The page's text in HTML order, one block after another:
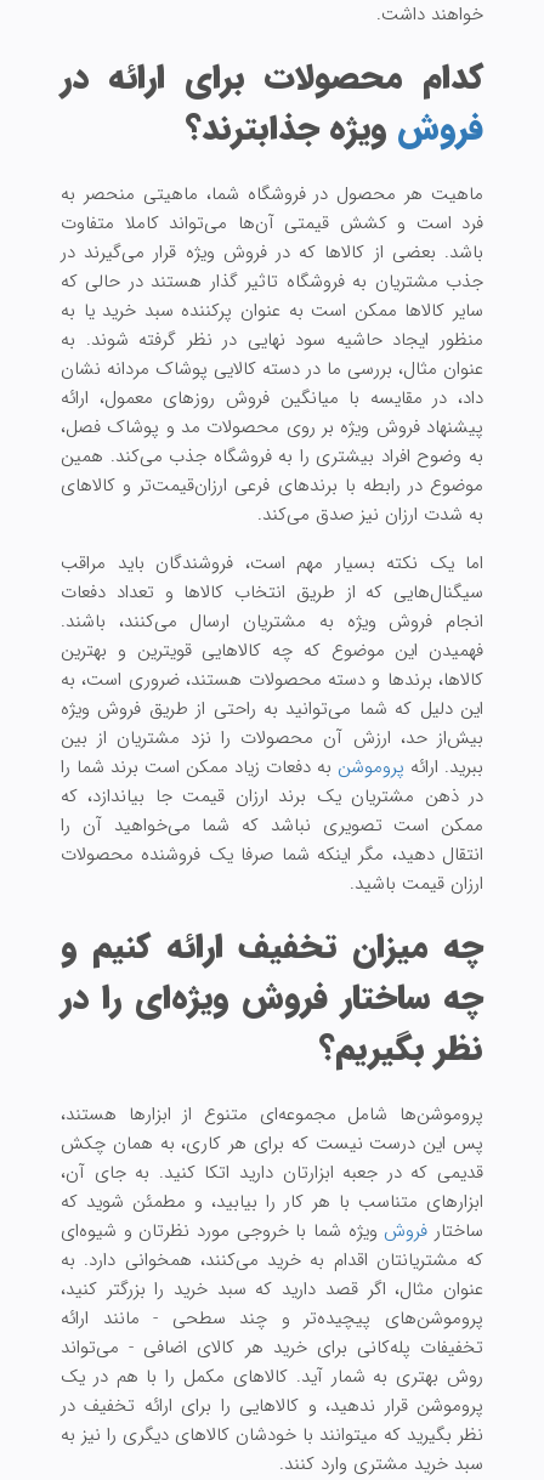
خواهند داشت.
کدام محصولات برای ارائه در
فروش ویژه جذابترند؟
ماهیت هر محصول در فروشگاه شما، ماهیتی منحصر به
فرد است و کشش قیمتی آن‌ها می‌تواند کاملا متفاوت
باشد. بعضی از کالاها که در فروش ویژه قرار می‌گیرند در
جذب مشتریان به فروشگاه تاثیر گذار هستند در حالی که
سایر کالاها ممکن است به عنوان پر‌کننده سبد خرید یا به
منظور ایجاد حاشیه سود نهایی در نظر گرفته شوند. به
عنوان مثال، بررسی ما در دسته کالایی پوشاک مردانه نشان
داد، در مقایسه با میانگین فروش روزهای معمول، ارائه
پیشنهاد فروش ویژه بر روی محصولات مد و پوشاک فصل،
به وضوح افراد بیشتری را به فروشگاه جذب می‌کند. همین
موضوع در رابطه با برند‌های فرعی ارزان‌قیمت‌تر و کالاهای
به شدت ارزان نیز صدق می‌کند.
اما یک نکته بسیار مهم است، فروشندگان باید مراقب
سیگنال‌هایی که از طریق انتخاب کالاها و تعداد دفعات
انجام فروش ویژه به مشتریان ارسال ‌می‌کنند، باشند.
فهمیدن این موضوع که چه کالاهایی قویترین و بهترین
کالاها، برندها و دسته محصولات هستند، ضروری است، به
این دلیل که شما می‌توانید به راحتی از طریق فروش ویژه
بیش‌از حد، ارزش آن محصولات را نزد مشتریان از بین
ببرید. ارائه پروموشن به دفعات زیاد ممکن است برند شما را
در ذهن مشتریان یک برند ارزان قیمت جا بیاندازد، که
ممکن است تصویری نباشد که شما می‌خواهید آن را
انتقال دهید، مگر اینکه شما صرفا یک فروشنده محصولات
ارزان قیمت باشید.
چه میزان تخفیف ارائه کنیم و
چه ساختار فروش ویژه‌ای را در
نظر بگیریم؟
پروموشن‌ها شامل مجموعه‌ای متنوع از ابزارها هستند،
پس این درست نیست که برای هر کاری، به همان چکش
قدیمی که در جعبه ابزارتان دارید اتکا کنید. به جای آن،
ابزارهای متناسب با هر کار را بیابید، و مطمئن شوید که
ساختار فروش ویژه شما با خروجی مورد نظرتان و شیوه‌ای
که مشتریانتان اقدام به خرید می‌کنند، همخوانی دارد. به
عنوان مثال، اگر قصد دارید که سبد خرید را بزرگتر کنید،
پروموشن‌های پیچیده‌تر و چند سطحی - مانند ارائه
تخفیفات پله‌کانی برای خرید هر کالای اضافی - می‌تواند
روش بهتری به شمار آید. کالاهای مکمل را با هم در یک
پروموشن قرار ندهید، و کالاهایی را برای ارائه تخفیف در
نظر بگیرید که میتوانند با خودشان کالاهای دیگری را نیز به
سبد خرید مشتری وارد کنند.